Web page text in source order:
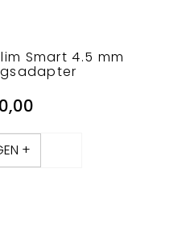
Smart 4.5 mm
+